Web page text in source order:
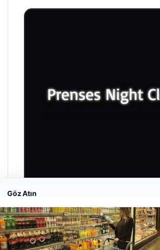
Prenses Night Club
29/04/2026
Göz Atın